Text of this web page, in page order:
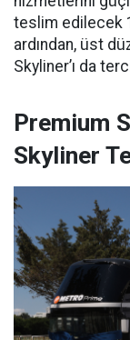
teslim edilecek
ardından, üst
Skyliner’ı da
Premium
Skyliner